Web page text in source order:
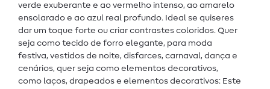
verde exuberante e ao vermelho intenso, ao amarelo
ensolarado e ao azul real profundo. Ideal se quiseres
dar um toque forte ou criar contrastes coloridos. Quer
seja como tecido de forro elegante, para moda
festiva, vestidos de noite, disfarces, carnaval, dança e
cenários, quer seja como elementos decorativos,
como laços, drapeados e elementos decorativos: Este